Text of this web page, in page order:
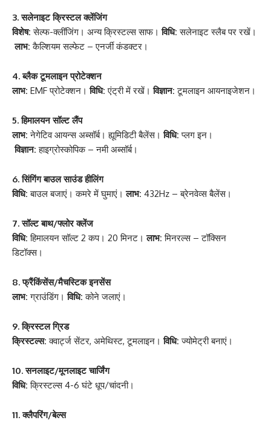
3. सलेनाइट क्रिस्टल क्लेंजिंग
विशेष: सेल्फ-क्लींजिंग। अन्य क्रिस्टल्स साफ।विधि: सलेनाइट स्लैब पर रखें।
लाभ: कैल्शियम सल्फेट – एनर्जी कंडक्टर।
4. ब्लैक टूमलाइन प्रोटेक्शन
लाभ: EMF प्रोटेक्शन।विधि: एंट्री में रखें।विज्ञान: टूमलाइन आयनाइजेशन।
5. हिमालयन सॉल्ट लैंप
लाभ: नेगेटिव आयन्स अब्सॉर्ब। ह्यूमिडिटी बैलेंस।विधि: प्लग इन।
विज्ञान: हाइग्रोस्कोपिक – नमी अब्सॉर्ब।
6. सिंगिंग बाउल साउंड हीलिंग
विधि: बाउल बजाएं। कमरे में घुमाएं।लाभ: 432Hz – ब्रेनवेव्स बैलेंस।
7. सॉल्ट बाथ/फ्लोर क्लेंज
विधि: हिमालयन सॉल्ट 2 कप। 20 मिनट।लाभ: मिनरल्स – टॉक्सिन
डिटॉक्स।
8. फ्रैंकिंसेंस/मैचस्टिक इनसेंस
लाभ: ग्राउंडिंग।विधि: कोने जलाएं।
9. क्रिस्टल ग्रिड
क्रिस्टल्स: क्वार्ट्ज सेंटर, अमेथिस्ट, टूमलाइन।विधि: ज्योमेट्री बनाएं।
10. सनलाइट/मूनलाइट चार्जिंग
विधि: क्रिस्टल्स 4-6 घंटे धूप/चांदनी।
11. क्लैपरिंग/बेल्स